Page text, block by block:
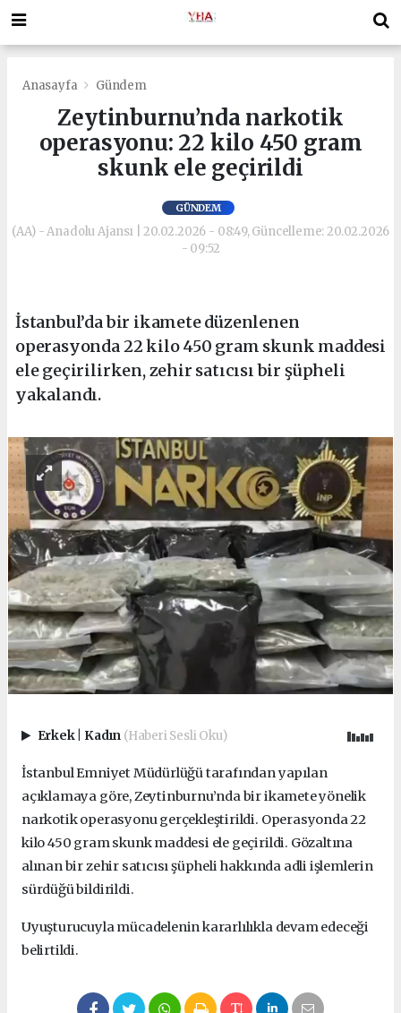
Anasayfa Gündem
Zeytinburnu’nda narkotik
operasyonu: 22 kilo 450 gram
skunk ele geçirildi
GÜNDEM
(AA) - Anadolu Ajansı | 20.02.2026 - 08:49, Güncelleme: 20.02.2026
- 09:52
İstanbul’da bir ikamete düzenlenen
operasyonda 22 kilo 450 gram skunk maddesi
ele geçirilirken, zehir satıcısı bir şüpheli
yakalandı.
Erkek Kadın (Haberi Sesli Oku)
İstanbul Emniyet Müdürlüğü tarafından yapılan
açıklamaya göre, Zeytinburnu’nda bir ikamete yönelik
narkotik operasyonu gerçekleştirildi. Operasyonda 22
kilo 450 gram skunk maddesi ele geçirildi. Gözaltına
alınan bir zehir satıcısı şüpheli hakkında adli işlemlerin
sürdüğü bildirildi.
Uyuşturucuyla mücadelenin kararlılıkla devam edeceği
belirtildi.